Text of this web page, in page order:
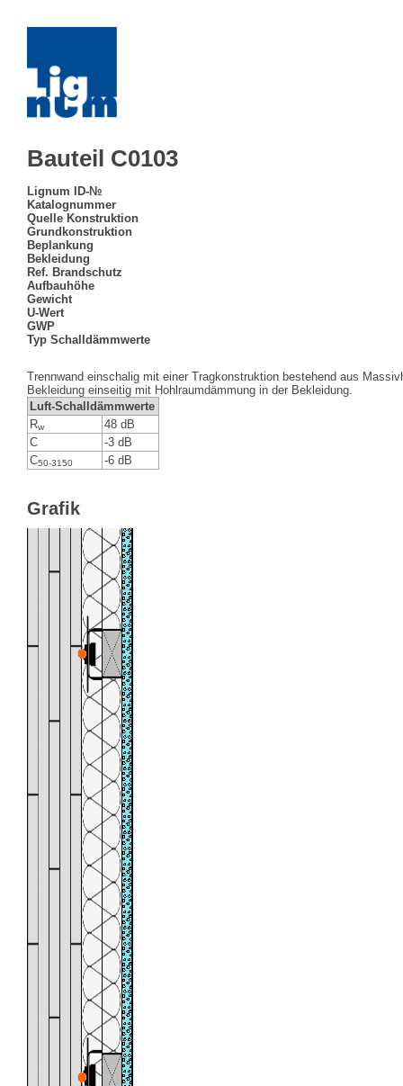
Bauteil C0103
Lignum ID-№
Katalognummer
Quelle Konstruktion
Grundkonstruktion
Beplankung
Bekleidung
Ref. Brandschutz
Aufbauhöhe
Gewicht
U-Wert
GWP
Typ Schalldämmwerte
Trennwand einschalig mit einer Tragkonstruktion bestehend aus
Bekleidung einseitig mit Hohlraumdämmung in der Bekleidung.
Luft-Schalldämmwerte
Rw
48 dB
C
-3 dB
C50-3150 -6 dB
Grafik